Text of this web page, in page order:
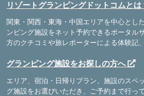
リゾートグランピングドットコムと
関東・関西・東海・中国エリアを中心とし
ンピング施設をネット予約できるポータル
方のクチコミや旅レポーターによる体験記
グランピング施設をお探しの方へ
エリア、宿泊・日帰りプラン、施設のスペ
グ施設をお選びいただき、ご予約まで行っ